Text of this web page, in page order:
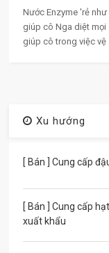
Nước Enzyme 'rẻ
giúp cô Nga diệt mọi
giúp cô trong việc vệ
Xu hướng
[ Bán ] Cung cấp
[ Bán ] Cung cấp
xuất khẩu